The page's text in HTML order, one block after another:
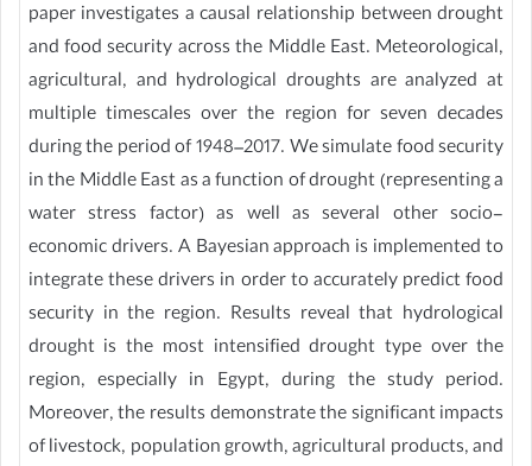
paper investigates a causal relationship between drought
and food security across the Middle East. Meteorological,
agricultural, and hydrological droughts are analyzed at
multiple timescales over the region for seven decades
during the period of 1948–2017. We simulate food security
in the Middle East as a function of drought (representing a
water stress factor) as well as several other socio-
economic drivers. A Bayesian approach is implemented to
integrate these drivers in order to accurately predict food
security in the region. Results reveal that hydrological
drought is the most intensified drought type over the
region, especially in Egypt, during the study period.
Moreover, the results demonstrate the significant impacts
of livestock, population growth, agricultural products, and